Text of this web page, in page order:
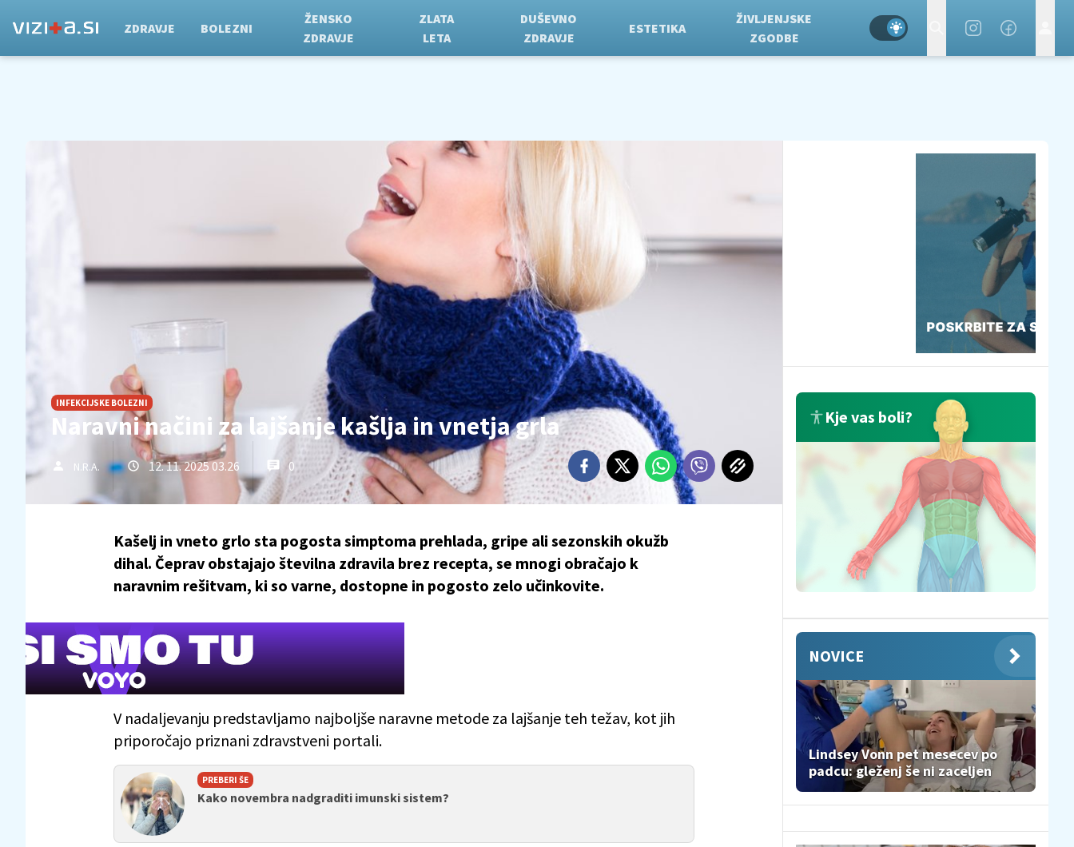
ZDRAVJE BOLEZNI
ŽENSKO
ZDRAVJE
ZLATA
LETA
DUŠEVNO
ZDRAVJE
ESTETIKA
ŽIVLJENJSKE
ZGODBE
INFEKCIJSKE BOLEZNI
Naravni načini za lajšanje kašlja in vnetja grla
N.R.A. 12. 11. 2025 03.26 0
Kašelj in vneto grlo sta pogosta simptoma prehlada, gripe ali sezonskih okužb
dihal. Čeprav obstajajo številna zdravila brez recepta, se mnogi obračajo k
naravnim rešitvam, ki so varne, dostopne in pogosto zelo učinkovite.
V nadaljevanju predstavljamo najboljše naravne metode za lajšanje teh težav, kot jih
priporočajo priznani zdravstveni portali.
PREBERI ŠE
Kako novembra nadgraditi imunski sistem?
Kje vas boli?
NOVICE
Lindsey Vonn pet mesecev po
padcu: gleženj še ni zaceljen